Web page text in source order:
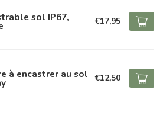
sol IP67, €17,95
à encastrer au sol €12,50